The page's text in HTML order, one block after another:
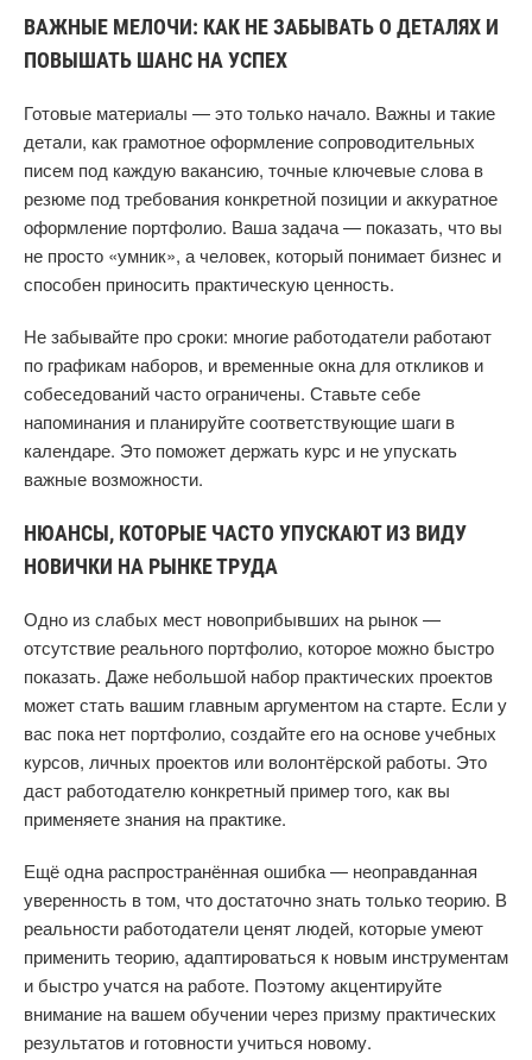
ВАЖНЫЕ МЕЛОЧИ: КАК НЕ ЗАБЫВАТЬ О ДЕТАЛЯХ И
ПОВЫШАТЬ ШАНС НА УСПЕХ
Готовые материалы — это только начало. Важны и такие
детали, как грамотное оформление сопроводительных
писем под каждую вакансию, точные ключевые слова в
резюме под требования конкретной позиции и аккуратное
оформление портфолио. Ваша задача — показать, что вы
не просто «умник», а человек, который понимает бизнес и
способен приносить практическую ценность.
Не забывайте про сроки: многие работодатели работают
по графикам наборов, и временные окна для откликов и
собеседований часто ограничены. Ставьте себе
напоминания и планируйте соответствующие шаги в
календаре. Это поможет держать курс и не упускать
важные возможности.
НЮАНСЫ, КОТОРЫЕ ЧАСТО УПУСКАЮТ ИЗ ВИДУ
НОВИЧКИ НА РЫНКЕ ТРУДА
Одно из слабых мест новоприбывших на рынок —
отсутствие реального портфолио, которое можно быстро
показать. Даже небольшой набор практических проектов
может стать вашим главным аргументом на старте. Если у
вас пока нет портфолио, создайте его на основе учебных
курсов, личных проектов или волонтёрской работы. Это
даст работодателю конкретный пример того, как вы
применяете знания на практике.
Ещё одна распространённая ошибка — неоправданная
уверенность в том, что достаточно знать только теорию. В
реальности работодатели ценят людей, которые умеют
применить теорию, адаптироваться к новым инструментам
и быстро учатся на работе. Поэтому акцентируйте
внимание на вашем обучении через призму практических
результатов и готовности учиться новому.